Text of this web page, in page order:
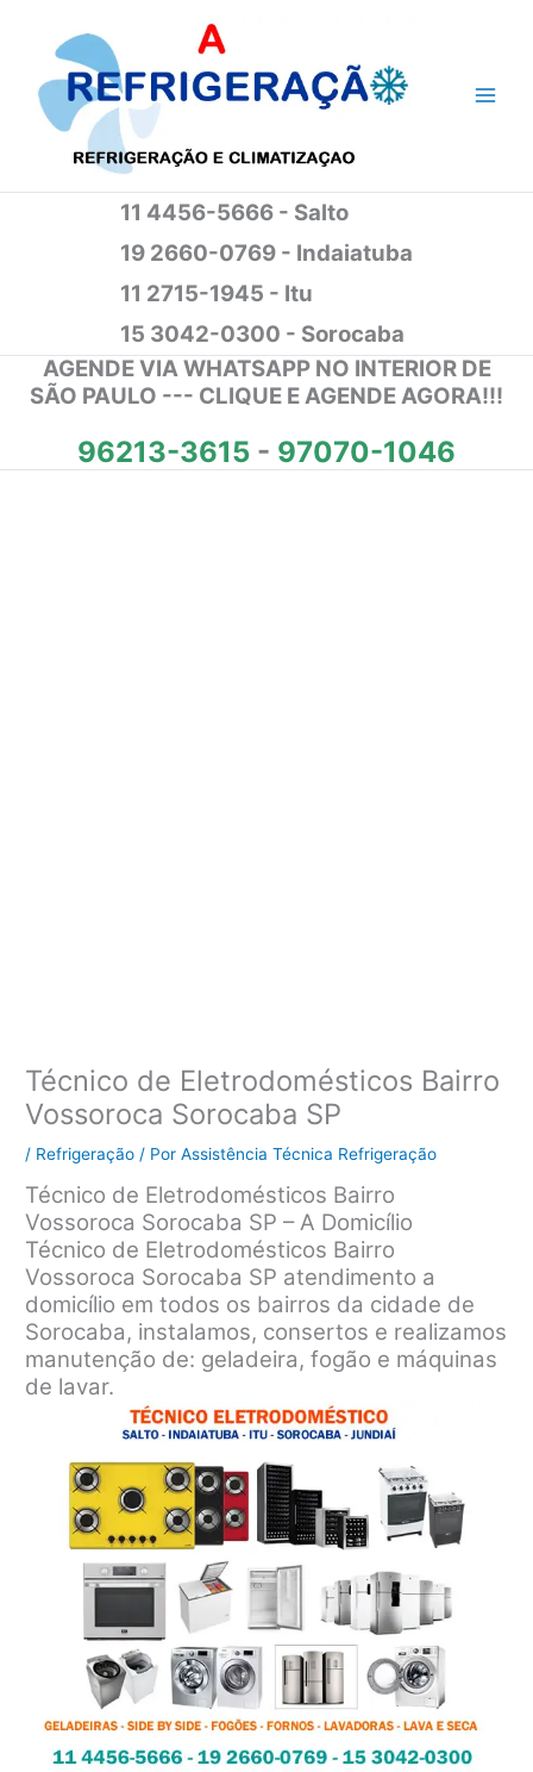
conteúdo
11 4456-5666 - Salto
19 2660-0769 - Indaiatuba
11 2715-1945 - Itu
15 3042-0300 - Sorocaba
AGENDE VIA WHATSAPP NO INTERIOR DE
SÃO PAULO --- CLIQUE E AGENDE AGORA!!!
96213-3615 - 97070-1046
Técnico de Eletrodomésticos Bairro
Vossoroca Sorocaba SP
/ Refrigeração / PorAssistência Técnica Refrigeração
Técnico de Eletrodomésticos Bairro
Vossoroca Sorocaba SP – A Domicílio
Técnico de Eletrodomésticos Bairro
Vossoroca Sorocaba SP atendimento a
domicílio em todos os bairros da cidade de
Sorocaba, instalamos, consertos e realizamos
manutenção de: geladeira, fogão e máquinas
de lavar.